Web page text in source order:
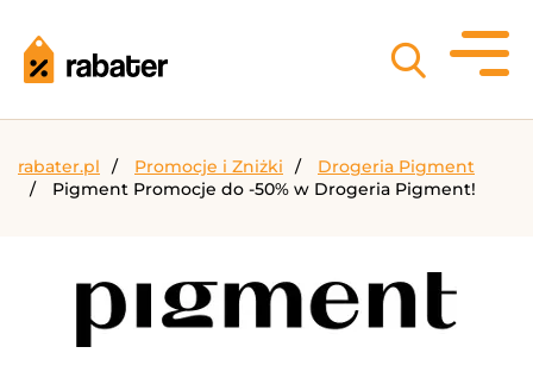
rabater.pl Promocje i Zniżki
Drogeria Pigment
Pigment Promocje do -50% w Drogeria Pigment!